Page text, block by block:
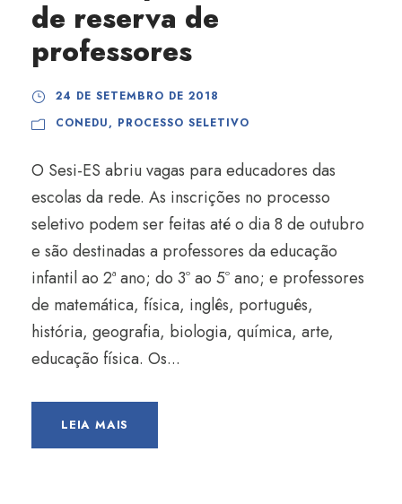
de reserva de
professores
24 DE SETEMBRO DE 2018
CONEDU, PROCESSO SELETIVO
O Sesi-ES abriu vagas para educadores das
escolas da rede. As inscrições no processo
seletivo podem ser feitas até o dia 8 de outubro
e são destinadas a professores da educação
infantil ao 2ª ano; do 3º ao 5º ano; e professores
de matemática, física, inglês, português,
história, geografia, biologia, química, arte,
educação física. Os...
LEIA MAIS